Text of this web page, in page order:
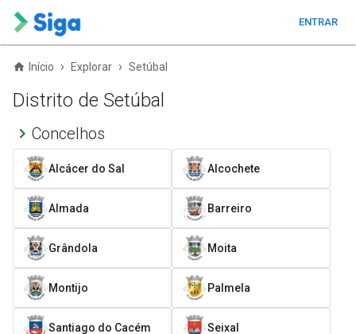
ENTRAR
Início › Explorar › Setúbal
Distrito de Setúbal
Concelhos
Alcácer do Sal Alcochete
Almada Barreiro
Grândola Moita
Montijo Palmela
Santiago do Cacém Seixal